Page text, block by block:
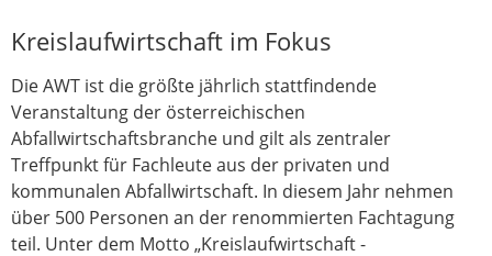
Kreislaufwirtschaft im Fokus
Die AWT ist die größte jährlich stattfindende
Veranstaltung der österreichischen
Abfallwirtschaftsbranche und gilt als zentraler
Treffpunkt für Fachleute aus der privaten und
kommunalen Abfallwirtschaft. In diesem Jahr nehmen
über 500 Personen an der renommierten Fachtagung
teil. Unter dem Motto „Kreislaufwirtschaft -